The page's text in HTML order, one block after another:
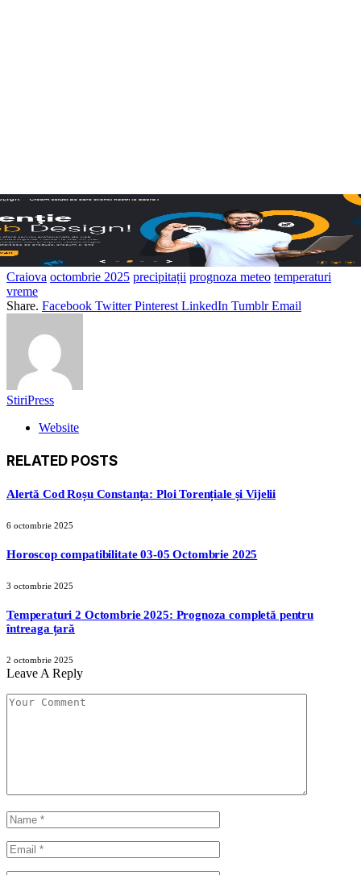
Craiova octombrie 2025 precipitații prognoza meteo temperaturi
vreme
Share. Facebook Twitter Pinterest LinkedIn Tumblr Email
StiriPress
Website
RELATED POSTS
Alertă Cod Roșu Constanța: Ploi Torențiale și Vijelii
6 octombrie 2025
Horoscop compatibilitate 03-05 Octombrie 2025
3 octombrie 2025
Temperaturi 2 Octombrie 2025: Prognoza completă pentru
întreaga țară
2 octombrie 2025
Leave A Reply